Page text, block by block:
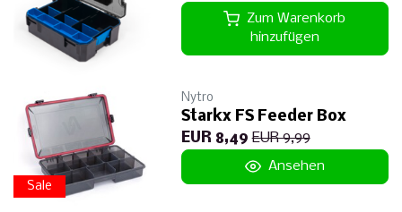
Zum Warenkorb
hinzufügen
Sale
Nytro
Starkx FS Feeder Box
EUR 8,49 EUR 9,99
Ansehen